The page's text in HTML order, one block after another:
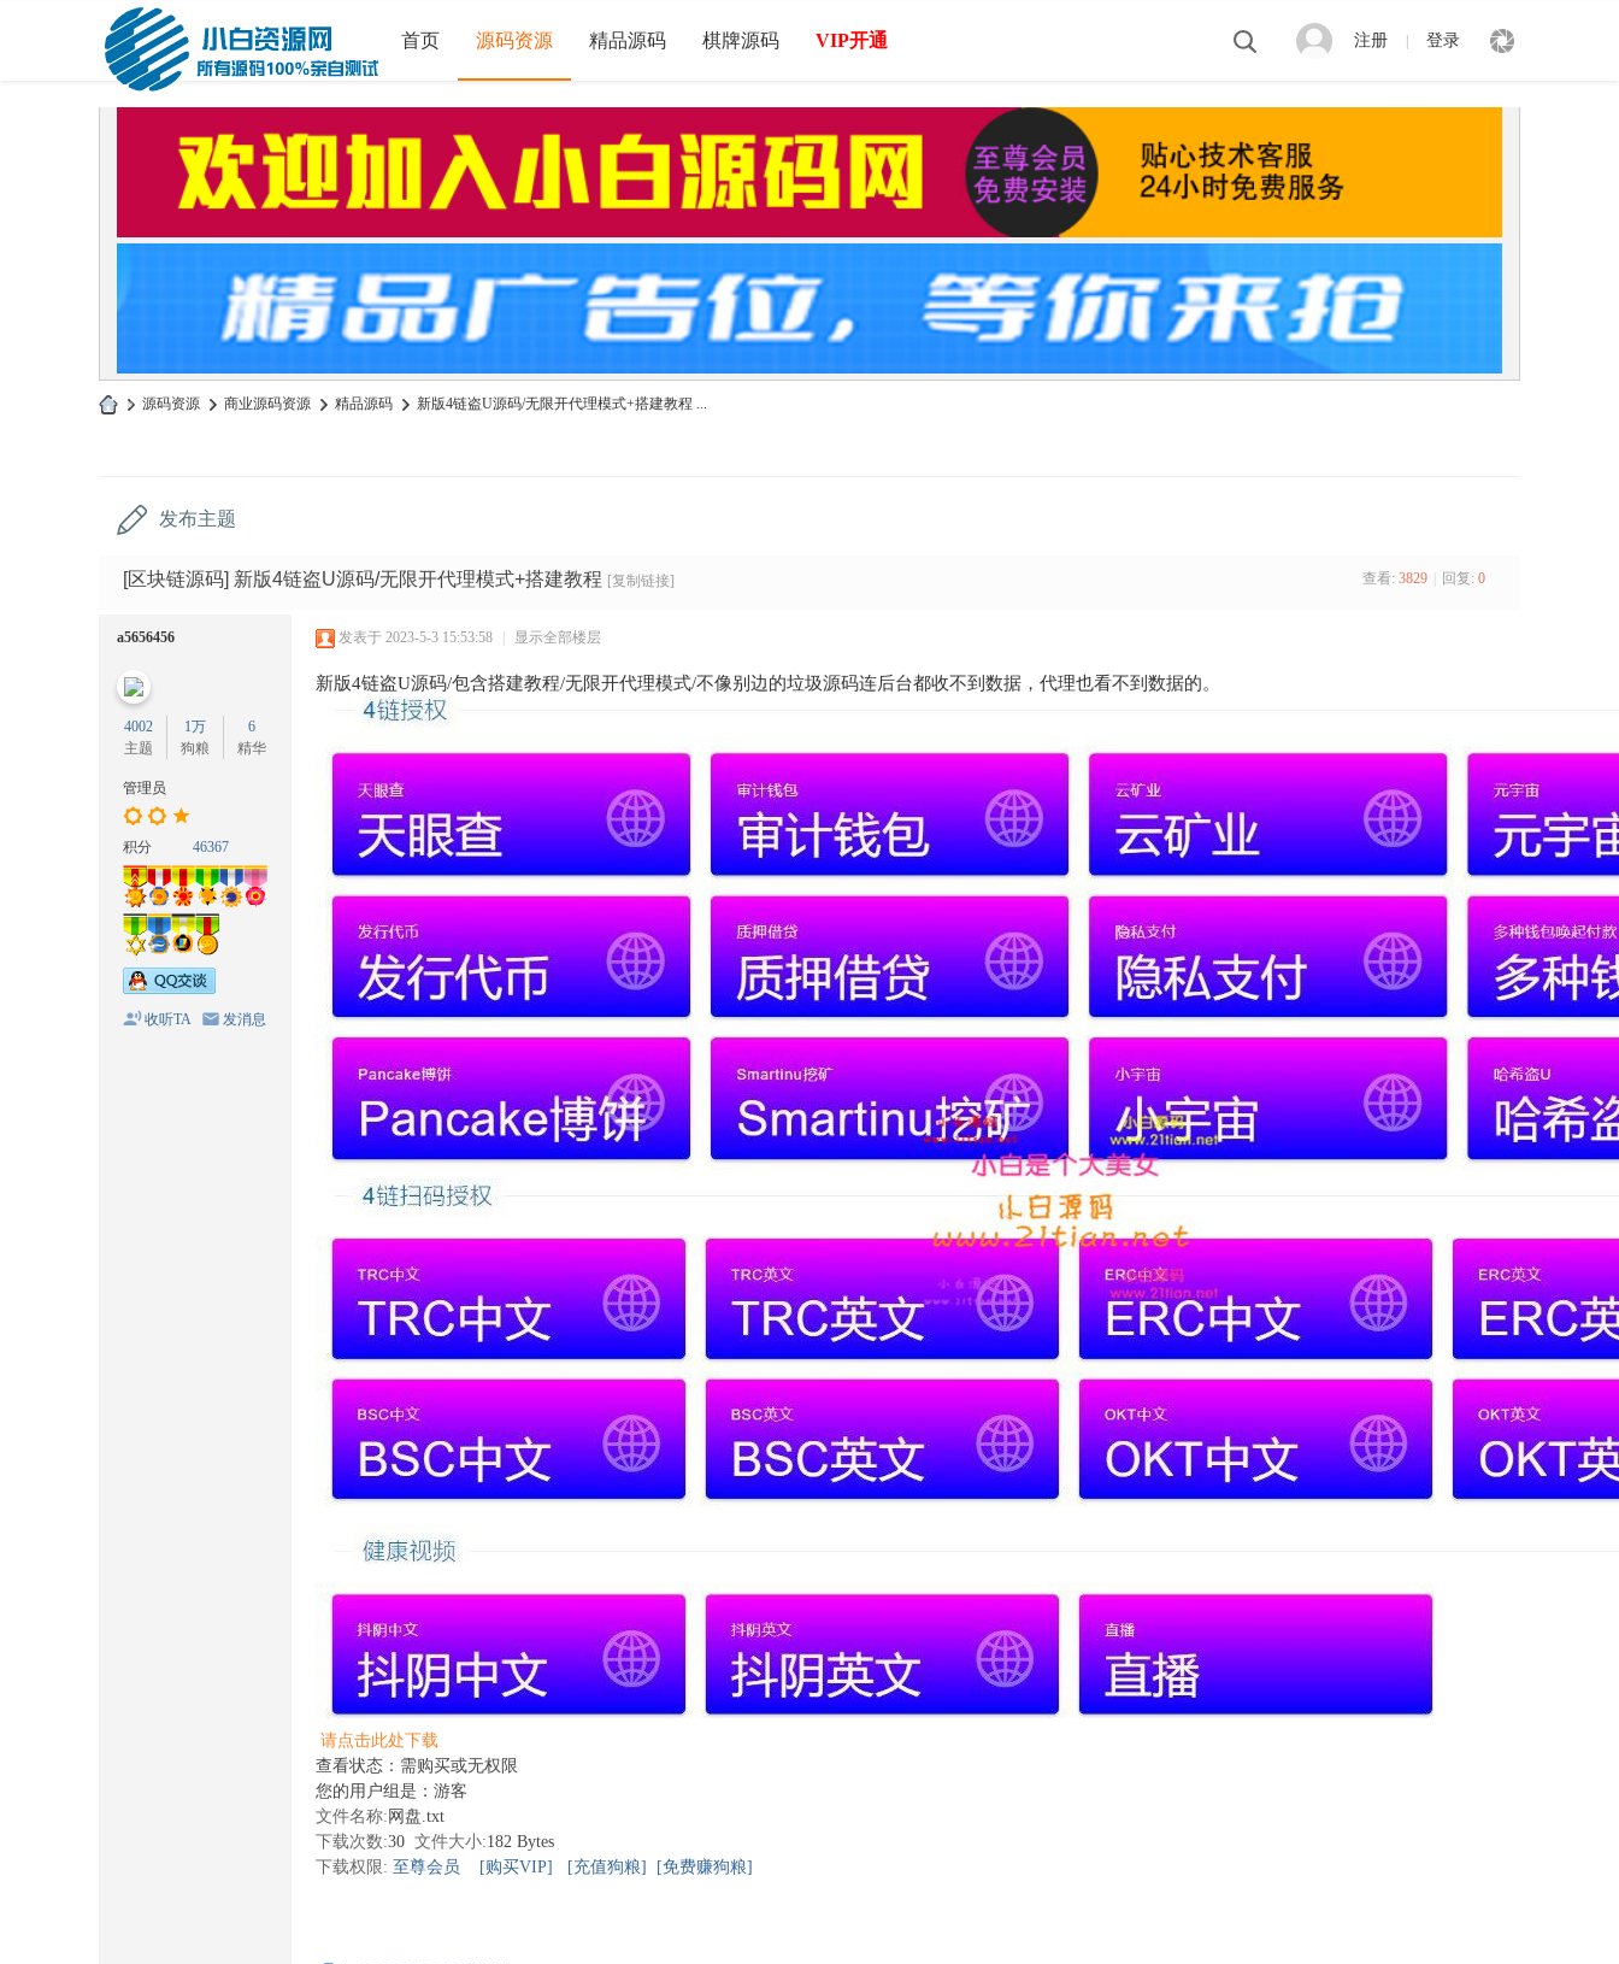
首页 源码资源 精品源码 棋牌源码 VIP开通 注册 登录
» 源码资源 › 商业源码资源 › 精品源码 › 新版4链盗U源码/无限开代理模式+搭建教程 ...
发布主题
[区块链源码] 新版4链盗U源码/无限开代理模式+搭建教程 [复制链接] 查看: 3829 | 回复: 0
a5656456
4002
主题
1万
狗粮
6
精华
管理员
积分 46367
收听TA 发消息
发表于 2023-5-3 15:53:58 | 显示全部楼层
新版4链盗U源码/包含搭建教程/无限开代理模式/不像别边的垃圾源码连后台都收不到数据，代理也看不到数据的。
请点击此处下载
查看状态：需购买或无权限
您的用户组是：游客
文件名称: 网盘.txt
下载次数:30 文件大小:182 Bytes
下载权限: 至尊会员 [购买VIP] [充值狗粮] [免费赚狗粮]